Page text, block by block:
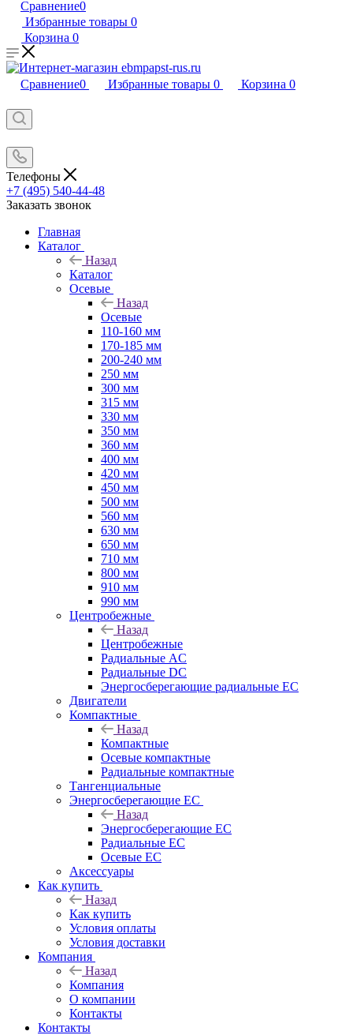
Сравнение0
Избранные товары 0
Корзина 0
Сравнение0 Избранные товары 0 Корзина 0
Телефоны
+7 (495) 540-44-48
Заказать звонок
Главная
Каталог
Назад
Каталог
Осевые
Назад
Осевые
110-160 мм
170-185 мм
200-240 мм
250 мм
300 мм
315 мм
330 мм
350 мм
360 мм
400 мм
420 мм
450 мм
500 мм
560 мм
630 мм
650 мм
710 мм
800 мм
910 мм
990 мм
Центробежные
Назад
Центробежные
Радиальные AC
Радиальные DC
Энергосберегающие радиальные EC
Двигатели
Компактные
Назад
Компактные
Осевые компактные
Радиальные компактные
Тангенциальные
Энергосберегающие EC
Назад
Энергосберегающие EC
Радиальные EC
Осевые EC
Аксессуары
Как купить
Назад
Как купить
Условия оплаты
Условия доставки
Компания
Назад
Компания
О компании
Контакты
Контакты